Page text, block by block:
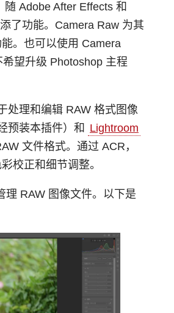
Adobe After Effects 和
了功能。Camera Raw 为其
。也可以使用 Camera
望升级 Photoshop 主程
处理和编辑 RAW 格式图像
预装本插件）和 Lightroom
文件格式。通过 ACR，
校正和细节调整。
理 RAW 图像文件。以下是